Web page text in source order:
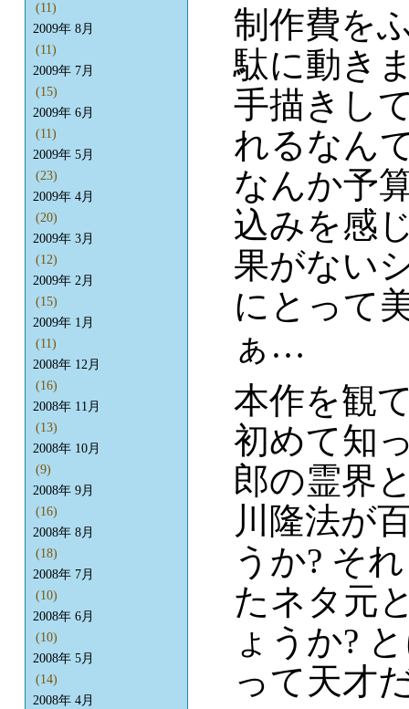
制作費を
駄に動き
手描きし
れるなん
なんか予
込みを感
果がない
にとって
ぁ…
本作を観
初めて知
郎の霊界
川隆法が
うか? そ
たネタ元
ょうか?
って天才
(11)
2009年 8月
(11)
2009年 7月
(15)
2009年 6月
(11)
2009年 5月
(23)
2009年 4月
(20)
2009年 3月
(12)
2009年 2月
(15)
2009年 1月
(11)
2008年 12月
(16)
2008年 11月
(13)
2008年 10月
(9)
2008年 9月
(16)
2008年 8月
(18)
2008年 7月
(10)
2008年 6月
(10)
2008年 5月
(14)
2008年 4月